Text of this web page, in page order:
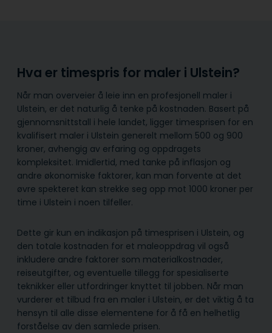
Hva er timespris for maler i Ulstein?
Når man overveier å leie inn en profesjonell maler i
Ulstein, er det naturlig å tenke på kostnaden. Basert på
gjennomsnittstall i hele landet, ligger timesprisen for en
kvalifisert maler i Ulstein generelt mellom 500 og 900
kroner, avhengig av erfaring og oppdragets
kompleksitet. Imidlertid, med tanke på inflasjon og
andre økonomiske faktorer, kan man forvente at det
øvre spekteret kan strekke seg opp mot 1000 kroner per
time i Ulstein i noen tilfeller.
Dette gir kun en indikasjon på timesprisen i Ulstein, og
den totale kostnaden for et maleoppdrag vil også
inkludere andre faktorer som materialkostnader,
reiseutgifter, og eventuelle tillegg for spesialiserte
teknikker eller utfordringer knyttet til jobben. Når man
vurderer et tilbud fra en maler i Ulstein, er det viktig å ta
hensyn til alle disse elementene for å få en helhetlig
forståelse av den samlede prisen.